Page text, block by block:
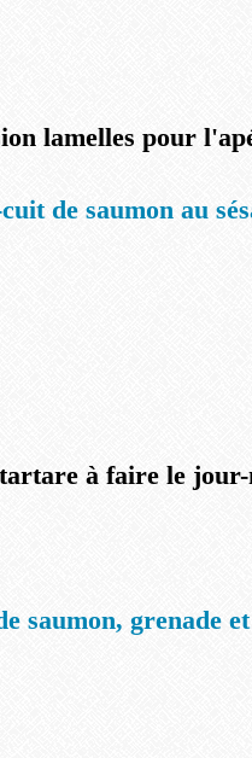
lamelles pour
de saumon au
à faire le jour-
saumon, grenade